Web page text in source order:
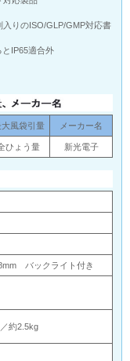
りのISO/GLP/GMP対応書
IP65適合外
大風袋引量 メーカー名
ひょう量 新光電子
バックライト付き
約2.5kg